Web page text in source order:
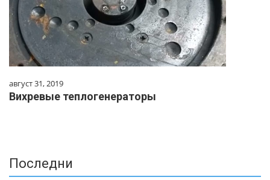
август 31, 2019
Вихревые теплогенераторы
Последни